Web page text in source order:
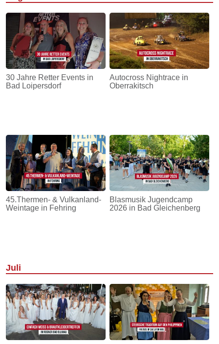
30 Jahre Retter Events in
Bad Loipersdorf
Autocross Nightrace in
Oberrakitsch
45.Thermen- & Vulkanland-
Weintage in Fehring
Blasmusik Jugendcamp
2026 in Bad Gleichenberg
Juli